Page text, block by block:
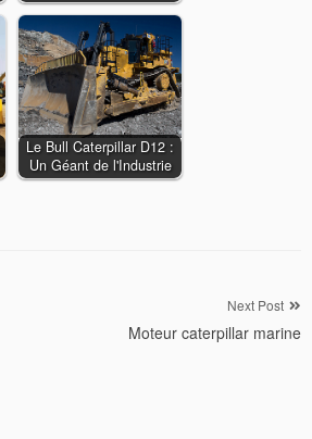
Le Bull Caterpillar D12 :
Un Géant de l'Industrie
Next Post
Moteur caterpillar marine